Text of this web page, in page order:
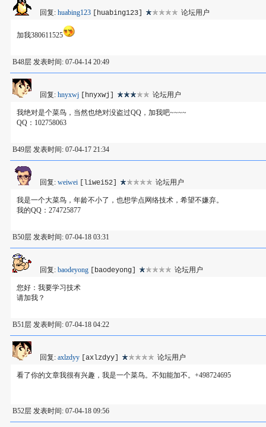
回复: huabing123 [huabing123] 论坛用户
加我380611525
B48层 发表时间: 07-04-14 20:49
回复: hnyxwj [hnyxwj] 论坛用户
我绝对是个菜鸟，当然也绝对没盗过QQ，加我吧~~~~
QQ：102758063
B49层 发表时间: 07-04-17 21:34
回复: weiwei [liwei52] 论坛用户
我是一个大菜鸟，年龄不小了，也想学点网络技术，希望不嫌弃。
我的QQ：274725877
B50层 发表时间: 07-04-18 03:31
回复: baodeyong [baodeyong] 论坛用户
您好：我要学习技术
请加我？
B51层 发表时间: 07-04-18 04:22
回复: axlzdyy [axlzdyy] 论坛用户
看了你的文章我很有兴趣，我是一个菜鸟。不知能加不。+498724695
B52层 发表时间: 07-04-18 09:56